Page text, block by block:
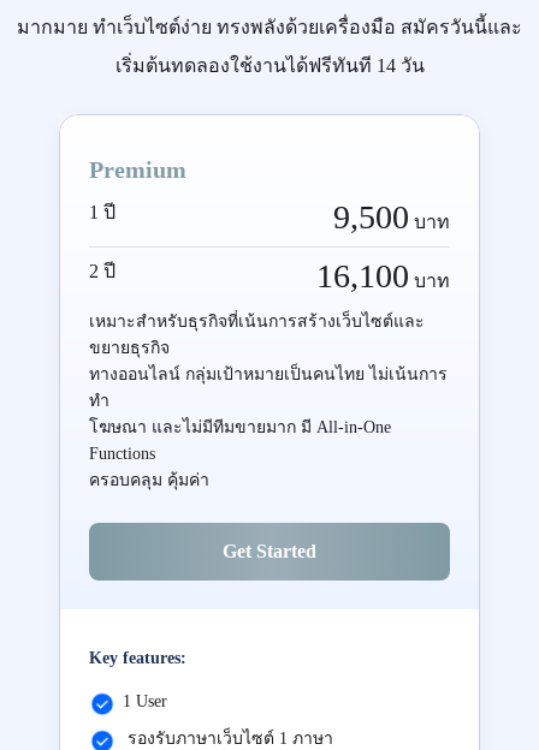
มากมาย ทำเว็บไซต์ง่าย ทรงพลังด้วยเครื่องมือ สมัครวันนี้และ
เริ่มต้นทดลองใช้งานได้ฟรีทันที 14 วัน
Premium
1 ปี 9,500 บาท
2 ปี 16,100 บาท
เหมาะสำหรับธุรกิจที่เน้นการสร้างเว็บไซต์และ
ขยายธุรกิจ
ทางออนไลน์ กลุ่มเป้าหมายเป็นคนไทย ไม่เน้นการ
ทำ
โฆษณา และไม่มีทีมขายมาก มี All-in-One
Functions
ครอบคลุม คุ้มค่า
Get Started
Key features:
1 User
รองรับภาษาเว็บไซต์ 1 ภาษา